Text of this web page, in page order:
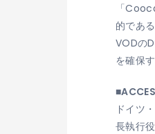
「
的であ
VODの
を確保
ドイツ
長執行